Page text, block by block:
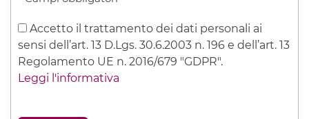
Accetto il trattamento dei dati personali ai
sensi dell’art. 13 D.Lgs. 30.6.2003 n. 196 e dell’art. 13
Regolamento UE n. 2016/679 "GDPR".
Leggi l'informativa